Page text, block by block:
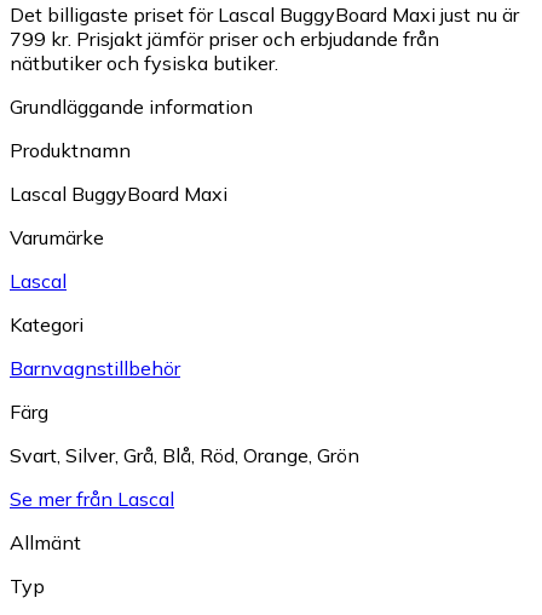
Det billigaste priset för Lascal BuggyBoard Maxi just nu är
799 kr. Prisjakt jämför priser och erbjudande från
nätbutiker och fysiska butiker.
Grundläggande information
Produktnamn
Lascal BuggyBoard Maxi
Varumärke
Lascal
Kategori
Barnvagnstillbehör
Färg
Svart Silver, Grå Blå Röd Orange Grön
Se mer från Lascal
Allmänt
Typ